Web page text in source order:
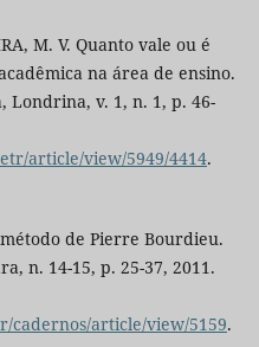
M. V. Quanto vale ou é
na área de ensino.
Londrina, v. 1, n. 1, p. 46-
article/view/5949/4414.
de Pierre Bourdieu.
n. 14-15, p. 25-37, 2011.
cadernos/article/view/5159.